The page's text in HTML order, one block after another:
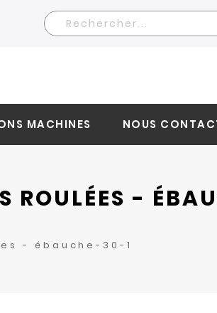
Rechercher
MACHINES NOUS
ROULÉES -
- ébauche-30-1